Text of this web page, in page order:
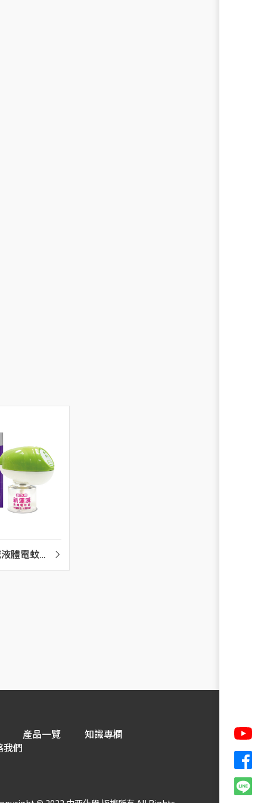
體電蚊香
產品一覽
知識專欄
我們